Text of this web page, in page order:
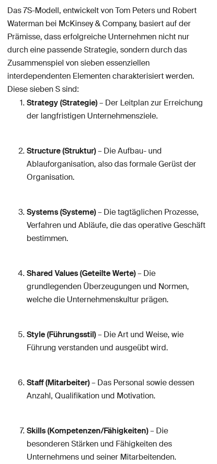
Das 7S-Modell, entwickelt von Tom Peters und Robert
Waterman bei McKinsey & Company, basiert auf der
Prämisse, dass erfolgreiche Unternehmen nicht nur
durch eine passende Strategie, sondern durch das
Zusammenspiel von sieben essenziellen
interdependenten Elementen charakterisiert werden.
Diese sieben S sind:
Strategy (Strategie)– Der Leitplan zur Erreichung
der langfristigen Unternehmensziele.
Structure (Struktur)– Die Aufbau- und
Ablauforganisation, also das formale Gerüst der
Organisation.
Systems (Systeme)– Die tagtäglichen Prozesse,
Verfahren und Abläufe, die das operative Geschäft
bestimmen.
Shared Values (Geteilte Werte)– Die
grundlegenden Überzeugungen und Normen,
welche die Unternehmenskultur prägen.
Style (Führungsstil)– Die Art und Weise, wie
Führung verstanden und ausgeübt wird.
Staff (Mitarbeiter)– Das Personal sowie dessen
Anzahl, Qualifikation und Motivation.
Skills (Kompetenzen/Fähigkeiten)– Die
besonderen Stärken und Fähigkeiten des
Unternehmens und seiner Mitarbeitenden.